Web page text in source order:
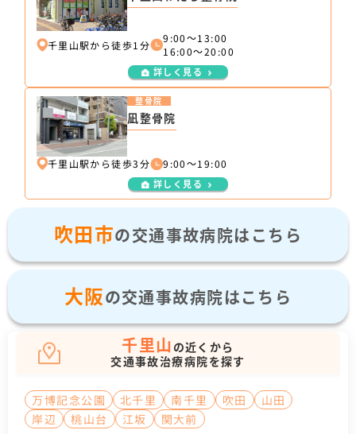
千里山駅から徒歩1分
9:00～13:00
16:00～20:00
詳しく見る
凪整骨院
整骨院
千里山駅から徒歩3分 9:00～19:00
詳しく見る
吹田市の交通事故病院はこちら
大阪の交通事故病院はこちら
千里山 の近くから
交通事故治療病院を探す
万博記念公園 北千里 南千里 吹田
山田
岸辺
桃山台 江坂 関大前